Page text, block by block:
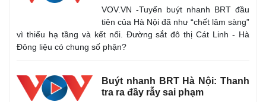
VOV.VN -Tuyến buýt nhanh BRT đầu
tiên của Hà Nội đã như “chết lâm sàng”
vì thiếu hạ tầng và kết nối. Đường sắt đô thị Cát Linh - Hà
Đông liệu có chung số phận?
Buýt nhanh BRT Hà Nội: Thanh
tra ra đầy rẫy sai phạm